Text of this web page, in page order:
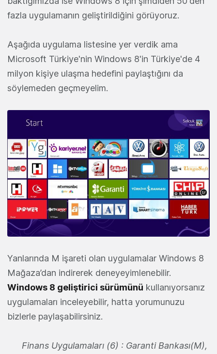
fazla uygulamanın geliştirildiğini görüyoruz.
Aşağıda uygulama listesine yer verdik ama
Microsoft Türkiye'nin Windows 8'in Türkiye'de 4
milyon kişiye ulaşma hedefini paylaştığını da
söylemeden geçmeyelim.
Yanlarında M işareti olan uygulamalar Windows 8
Mağaza’dan indirerek deneyeyimlenebilir.
Windows 8 geliştirici sürümünü kullanıyorsanız
uygulamaları inceleyebilir, hatta yorumunuzu
bizlerle paylaşabilirsiniz.
Finans Uygulamaları (6) : Garanti Bankası(M),